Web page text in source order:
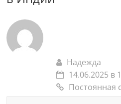
Надежда
14.06.2025 в
Постоянная